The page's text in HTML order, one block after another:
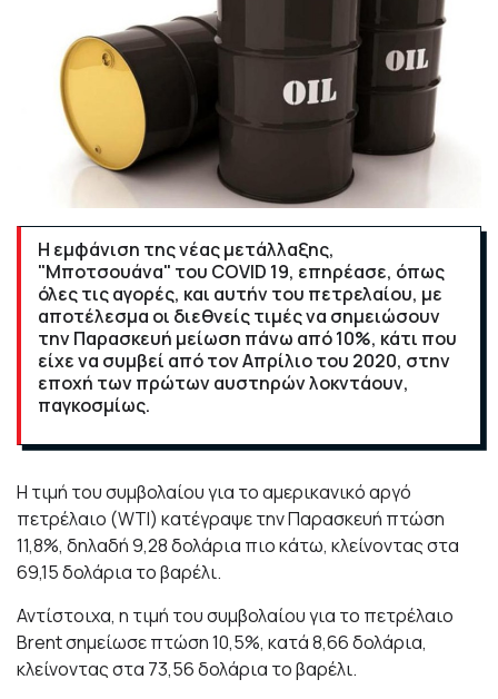
Η εμφάνιση της νέας μετάλλαξης,
"Μποτσουάνα" του COVID 19, επηρέασε, όπως
όλες τις αγορές, και αυτήν του πετρελαίου, με
αποτέλεσμα οι διεθνείς τιμές να σημειώσουν
την Παρασκευή μείωση πάνω από 10%, κάτι που
είχε να συμβεί από τον Απρίλιο του 2020, στην
εποχή των πρώτων αυστηρών λοκντάουν,
παγκοσμίως.
Η τιμή του συμβολαίου για το αμερικανικό αργό
πετρέλαιο (WTI) κατέγραψε την Παρασκευή πτώση
11,8%, δηλαδή 9,28 δολάρια πιο κάτω, κλείνοντας στα
69,15 δολάρια το βαρέλι.
Αντίστοιχα, η τιμή του συμβολαίου για το πετρέλαιο
Brent σημείωσε πτώση 10,5%, κατά 8,66 δολάρια,
κλείνοντας στα 73,56 δολάρια το βαρέλι.